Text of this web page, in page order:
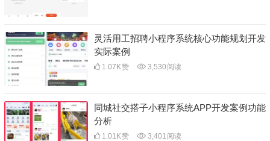
灵活用工招聘小程序系统核心功能规划开发
实际案例
1.07K赞 3,530 阅读
同城社交搭子小程序系统APP开发案例功能
分析
1.01K赞 3,401 阅读